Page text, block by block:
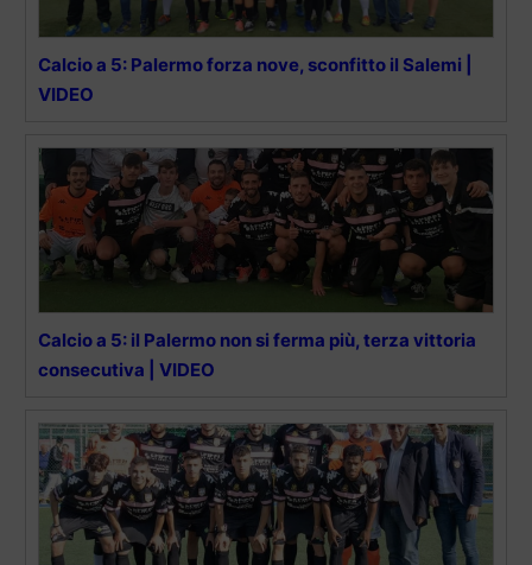
Calcio a 5: Palermo forza nove, sconfitto il Salemi |
VIDEO
Calcio a 5: il Palermo non si ferma più, terza vittoria
consecutiva | VIDEO